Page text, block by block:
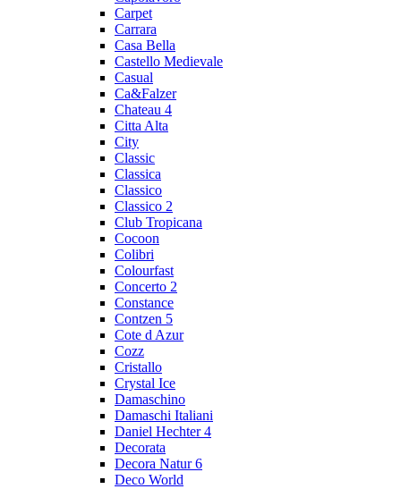
Carpet
Carrara
Casa Bella
Castello Medievale
Casual
Ca&Falzer
Chateau 4
Citta Alta
City
Classic
Classica
Classico
Classico 2
Club Tropicana
Cocoon
Colibri
Colourfast
Concerto 2
Constance
Contzen 5
Cote d Azur
Cozz
Cristallo
Crystal Ice
Damaschino
Damaschi Italiani
Daniel Hechter 4
Decorata
Decora Natur 6
Deco World